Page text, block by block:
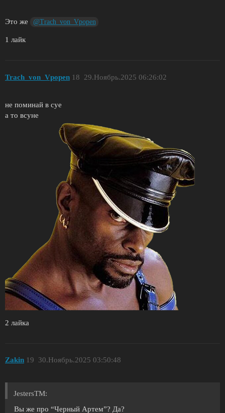
Это же @Trach_von_Vpopen
1 лайк
Trach_von_Vpopen 29.Ноябрь.2025 06:26:02
18
не поминай в суе
а то всуне
2 лайка
Zakin 30.Ноябрь.2025 03:50:48
19
JestersTM:
Вы же про “Черный Артем”? Да?